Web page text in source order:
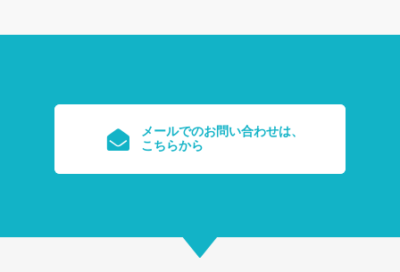
メールでのお問い合わせは、
こちらから